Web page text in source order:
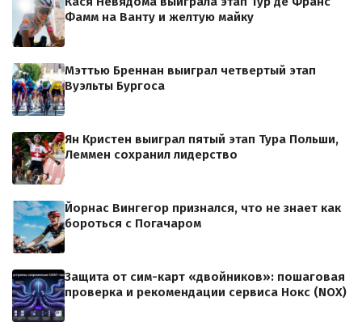
Фамм на Ванту и желтую майку
Мэттью Бреннан выиграл четвертый этап
Вуэльты Бургоса
Ян Кристен выиграл пятый этап Тура Польши,
Леммен сохранил лидерство
Йорнас Вингегор признался, что не знает как
бороться с Погачаром
Защита от сим-карт «двойников»: пошаговая
проверка и рекомендации сервиса Нокс (NOX)